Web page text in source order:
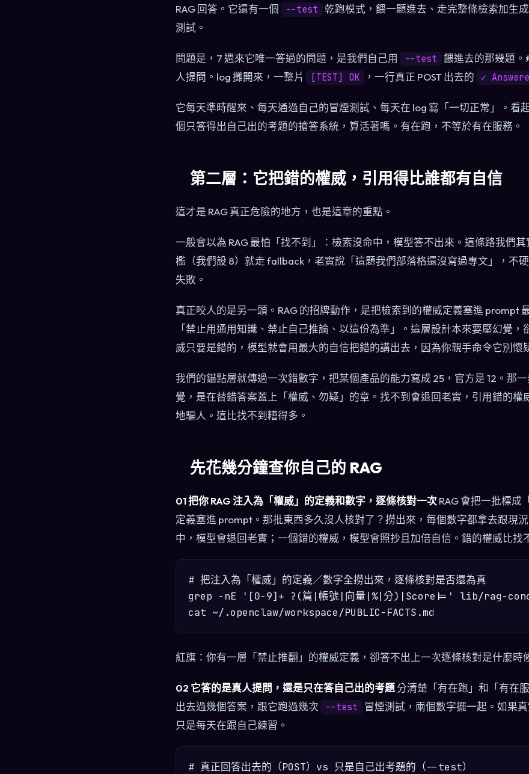
RAG 回答。它還有一個
--test 乾跑模式，餵一題進去、走完整條檢索加生
測試。
問題是，7 週來它唯一答過的問題，是我們自己用 --test 餵進去的那幾題
人提問。log 攤開來，一整片
[TEST] OK ，一行真正 POST 出去的 ✓
它每天準時醒來、每天通過自己的冒煙測試、每天在 log 寫「一切正常」。看
個只答得出自己出的考題的搶答系統，算活著嗎。有在跑，不等於有在服務。
第二層：它把錯的權威，引用得比誰都有自信
這才是 RAG 真正危險的地方，也是這章的重點。
一般會以為 RAG 最怕「找不到」：檢索沒命中，模型答不出來。這條路我們
檻（我們設 8）就走 fallback，老實說「這題我們部落格還沒寫過專文」，不
失敗。
真正咬人的是另一頭。RAG 的招牌動作，是把檢索到的權威定義塞進 prompt
「禁止用通用知識、禁止自己推論、以這份為準」。這層設計本來要壓幻覺，
威只要是錯的，模型就會用最大的自信把錯的講出去，因為你親手命令它別懷
我們的錨點層就傳過一次錯數字，把某個產品的能力寫成 25，官方是 12。那
覺，是在替錯答案蓋上「權威、勿疑」的章。找不到會退回老實，引用錯的權
地騙人。這比找不到糟得多。
先花幾分鐘查你自己的 RAG
01 把你 RAG 注入為「權威」的定義和數字，逐條核對一次RAG 會把一批標成
定義塞進 prompt。那批東西多久沒人核對了？撈出來，每個數字都拿去跟現
中，模型會退回老實；一個錯的權威，模型會照抄且加倍自信。錯的權威比找
# 把注入為「權威」的定義／數字全撈出來，逐條核對是否還為真
grep -nE '[0-9]+ ?(篇|帳號|向量|%|分)|Score|=' lib/rag-
紅旗：你有一層「禁止推翻」的權威定義，卻答不出上一次逐條核對是什麼時
02 它答的是真人提問，還是只在答自己出的考題分清楚「有在跑」和「有在
出去過幾個答案，跟它跑過幾次
--test
冒煙測試，兩個數字擺一起。如果
只是每天在跟自己練習。
# 真正回答出去的（POST）vs 只是自己出考題的（--test）